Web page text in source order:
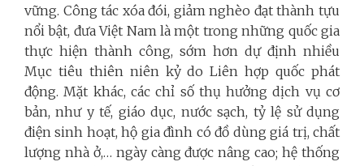
vững. Công tác xóa đói, giảm nghèo đạt thành tựu
nổi bật, đưa Việt Nam là một trong những quốc gia
thực hiện thành công, sớm hơn dự định nhiều
Mục tiêu thiên niên kỷ do Liên hợp quốc phát
động. Mặt khác, các chỉ số thụ hưởng dịch vụ cơ
bản, như y tế, giáo dục, nước sạch, tỷ lệ sử dụng
điện sinh hoạt, hộ gia đình có đồ dùng giá trị, chất
lượng nhà ở,… ngày càng được nâng cao; hệ thống